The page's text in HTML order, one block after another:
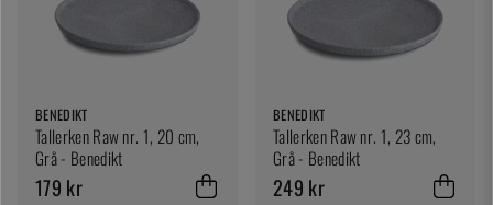
BENEDIKT
Tallerken Raw nr. 1, 20 cm,
Grå - Benedikt
179 kr
BENEDIKT
Tallerken Raw nr. 1, 23 cm,
Grå - Benedikt
249 kr